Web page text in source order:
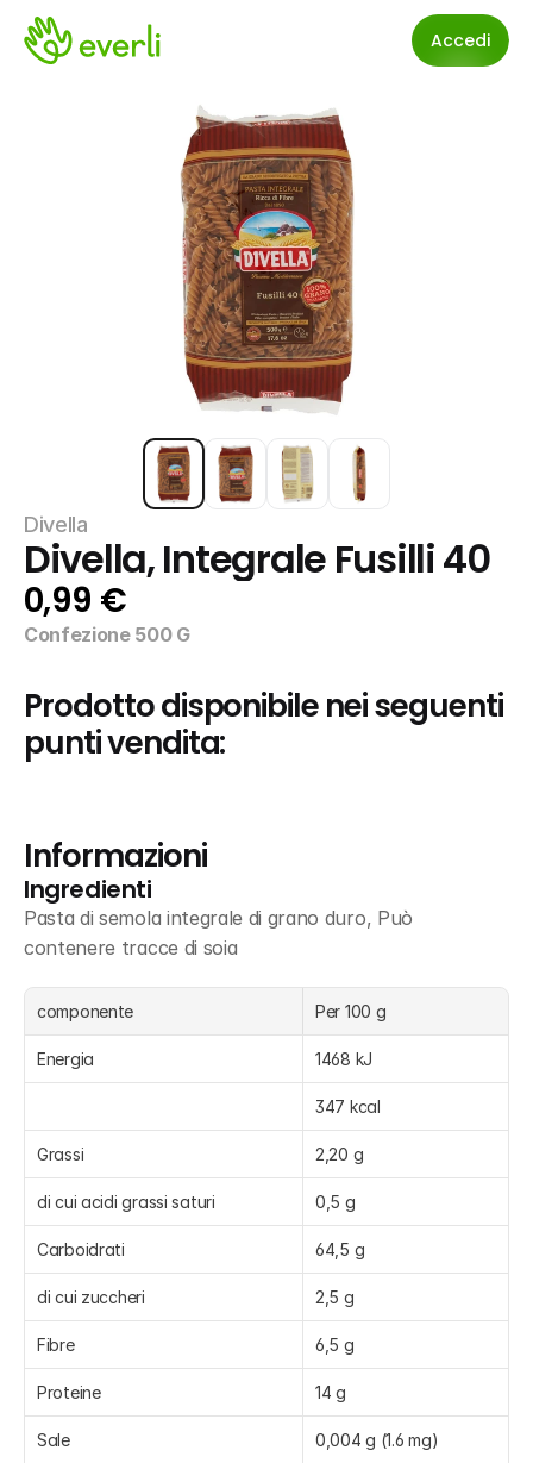
Accedi
Divella
Divella, Integrale Fusilli 40
0,99 €
Confezione 500 G
Prodotto disponibile nei seguenti
punti vendita:
Informazioni
Ingredienti
Pasta di semola integrale di grano duro, Può
contenere tracce di soia
componente Per 100 g
Energia 1468 kJ
347 kcal
Grassi 2,20 g
di cui acidi grassi saturi 0,5 g
Carboidrati 64,5 g
di cui zuccheri 2,5 g
Fibre 6,5 g
Proteine 14 g
Sale 0,004 g (1.6 mg)